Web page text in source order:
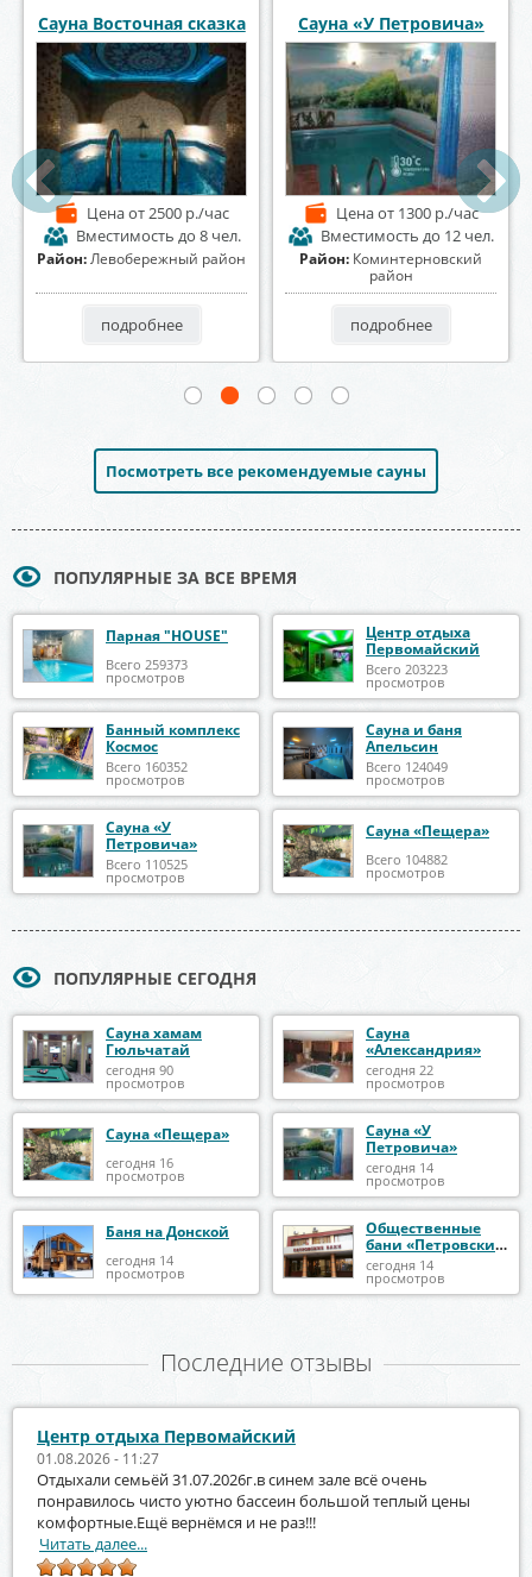
Баня на Алексеевского
Ценаот 1400 р./час
Вместимость до 7 чел.
Район:Центральный район
подробнее
Банный комплекс
Космос
Ценаот 1500 р./час
Вместимость до 25 чел.
Район: Коминтерновский
район
подробнее
Посмотреть все рекомендуемые сауны
ПОПУЛЯРНЫЕ ЗА ВСЕ ВРЕМЯ
Парная "HOUSE"
Всего 259373
просмотров
Центр отдыха
Первомайский
Всего 203223
просмотров
Банный комплекс
Космос
Всего 160352
просмотров
Сауна и баня
Апельсин
Всего 124049
просмотров
Сауна «У
Петровича»
Всего 110525
просмотров
Сауна «Пещера»
Всего 104882
просмотров
ПОПУЛЯРНЫЕ СЕГОДНЯ
Сауна хамам
Гюльчатай
сегодня 90
просмотров
Сауна
«Александрия»
сегодня 22
просмотров
Сауна «Пещера»
сегодня 16
просмотров
Сауна «У
Петровича»
сегодня 14
просмотров
Баня на Донской
сегодня 14
просмотров
Общественные
бани «Петровские
бани»
сегодня 14
просмотров
Последние отзывы
Центр отдыха Первомайский
01.08.2026 - 11:27
Отдыхали семьёй 31.07.2026г.в синем зале всё очень
понравилось чисто уютно бассеин большой теплый цены
комфортные.Ещё вернёмся и не раз!!!
Читать далее...